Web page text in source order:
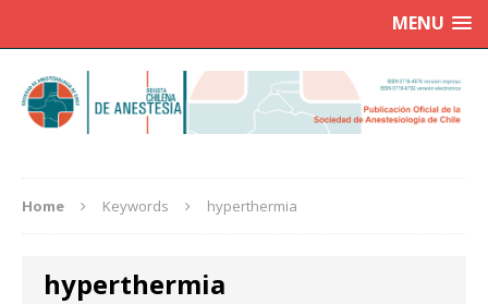
MENU
Home Keywords hyperthermia
hyperthermia